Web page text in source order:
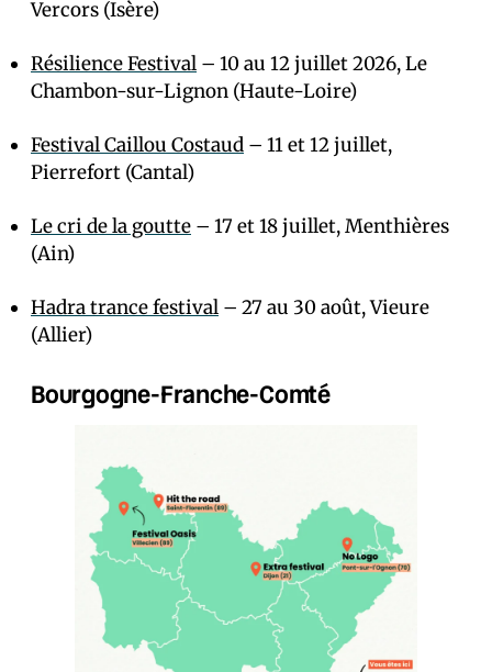
Vercors (Isère)
Résilience Festival – 10 au 12 juillet 2026, Le
Chambon-sur-Lignon (Haute-Loire)
Festival Caillou Costaud – 11 et 12 juillet,
Pierrefort (Cantal)
Le cri de la goutte – 17 et 18 juillet, Menthières
(Ain)
Hadra trance festival – 27 au 30 août, Vieure
(Allier)
Bourgogne-Franche-Comté